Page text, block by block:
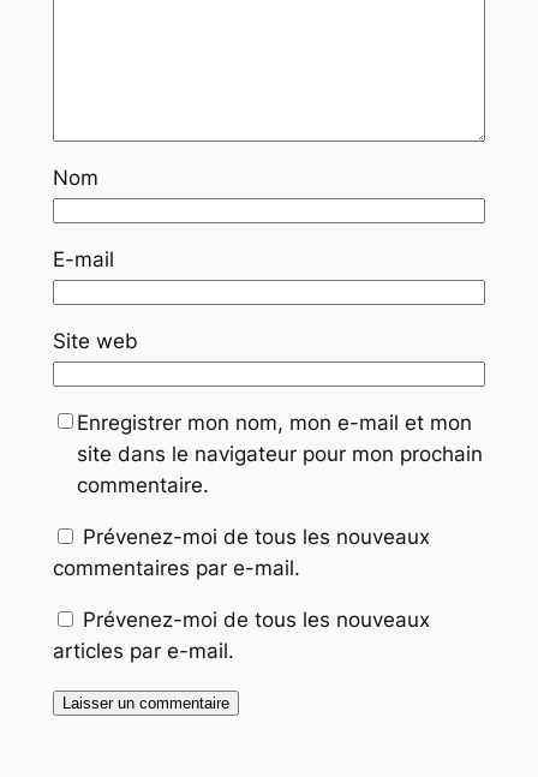
Nom
E-mail
Site web
Enregistrer mon nom, mon e-mail et mon
site dans le navigateur pour mon prochain
commentaire.
Prévenez-moi de tous les nouveaux
commentaires par e-mail.
Prévenez-moi de tous les nouveaux
articles par e-mail.